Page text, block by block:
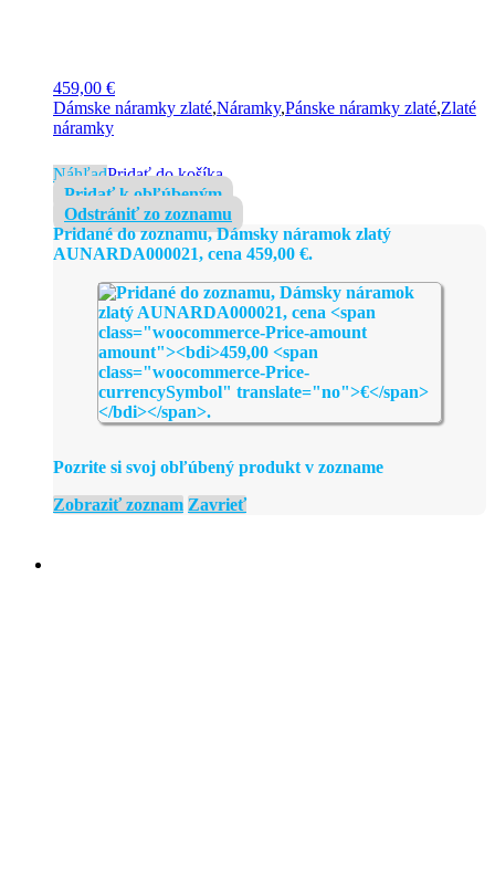
459,00 €
Dámske náramky zlaté,Náramky,Pánske náramky zlaté,Zlaté
náramky
NáhľadPridať do košíka
Pridať k obľúbeným
Odstrániť zo zoznamu
Pridané do zoznamu, Dámsky náramok zlatý
AUNARDA000021, cena 459,00 €.
Pozrite si svoj obľúbený produkt v zozname
Zobraziť zoznam Zavrieť